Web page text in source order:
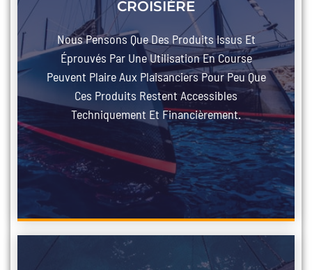
CROISIÈRE
Nous Pensons Que Des Produits Issus Et
Éprouvés Par Une Utilisation En Course
Peuvent Plaire Aux Plaisanciers Pour Peu Que
Ces Produits Restent Accessibles
Techniquement Et Financièrement.